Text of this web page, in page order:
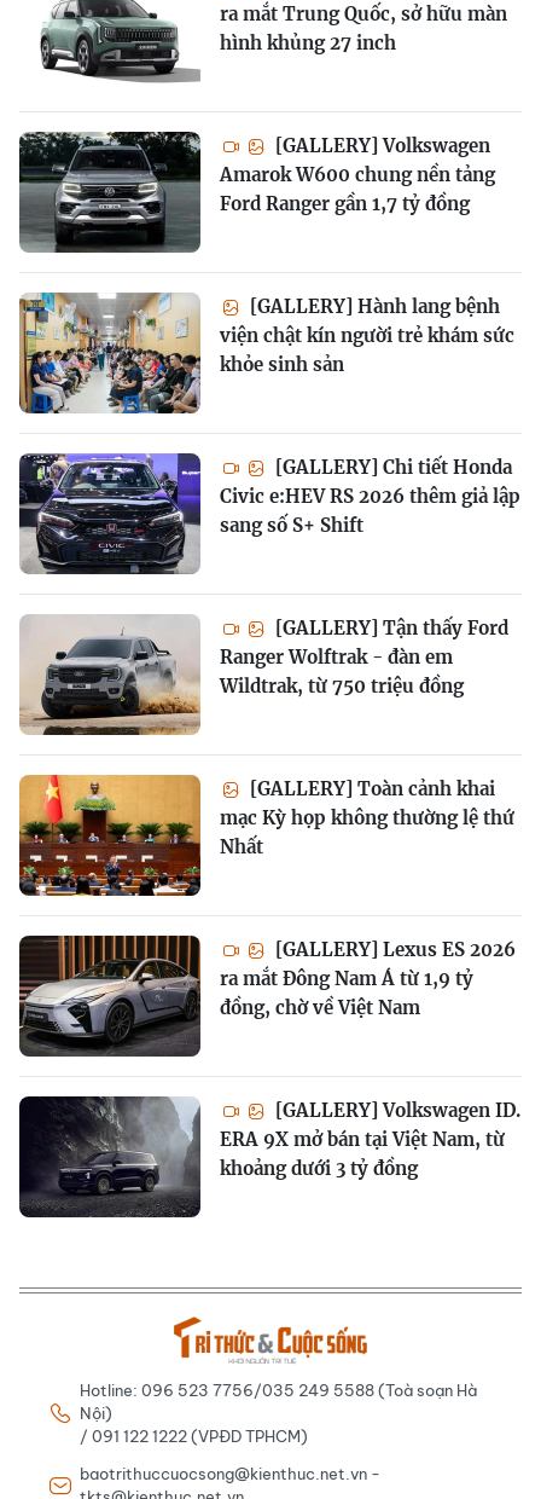
ra mắt Trung Quốc, sở hữu màn
hình khủng 27 inch
[GALLERY] Volkswagen
Amarok W600 chung nền tảng
Ford Ranger gần 1,7 tỷ đồng
[GALLERY] Hành lang bệnh
viện chật kín người trẻ khám sức
khỏe sinh sản
[GALLERY] Chi tiết Honda
Civic e:HEV RS 2026 thêm giả lập
sang số S+ Shift
[GALLERY] Tận thấy Ford
Ranger Wolftrak - đàn em
Wildtrak, từ 750 triệu đồng
[GALLERY] Toàn cảnh khai
mạc Kỳ họp không thường lệ thứ
Nhất
[GALLERY] Lexus ES 2026
ra mắt Đông Nam Á từ 1,9 tỷ
đồng, chờ về Việt Nam
[GALLERY] Volkswagen ID.
ERA 9X mở bán tại Việt Nam, từ
khoảng dưới 3 tỷ đồng
Hotline: 096 523 7756/035 249 5588 (Toà soạn Hà
Nội)
/ 091 122 1222 (VPĐD TPHCM)
baotrithuccuocsong@kienthuc.net.vn -